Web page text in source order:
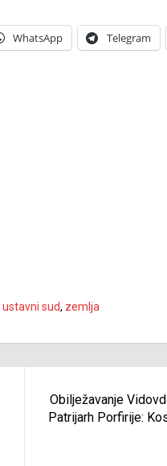
WhatsApp Telegram
ustavni sud, zemlja
Obilježavanje
Patrijarh Porfirije: